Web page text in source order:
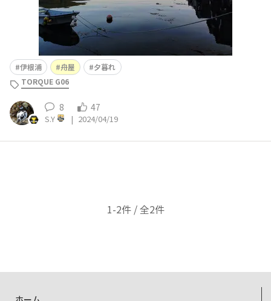
伊根浦 舟屋
夕暮れ
TORQUE G06
8 47
S.Y | 2024/04/19
1-2件 / 全2件